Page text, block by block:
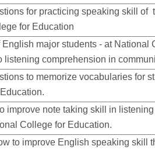
for practicing speaking skill of
for Education
English major students - at
listening comprehension in
to memorize vocabularies for
improve note taking skill in
College for Education.
to improve English speaking skill